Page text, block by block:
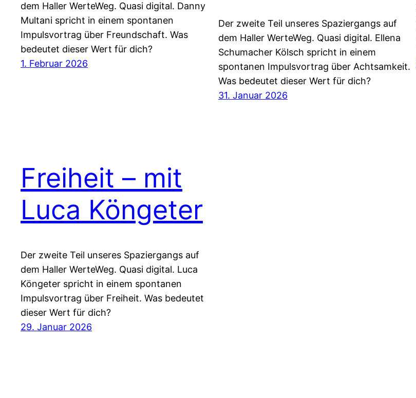
dem Haller WerteWeg. Quasi digital. Danny
Multani spricht in einem spontanen
Impulsvortrag über Freundschaft. Was
bedeutet dieser Wert für dich?
1. Februar 2026
Der zweite Teil unseres Spaziergangs auf
dem Haller WerteWeg. Quasi digital. Ellena
Schumacher Kölsch spricht in einem
spontanen Impulsvortrag über Achtsamkeit.
Was bedeutet dieser Wert für dich?
31. Januar 2026
Freiheit – mit
Luca Köngeter
Der zweite Teil unseres Spaziergangs auf
dem Haller WerteWeg. Quasi digital. Luca
Köngeter spricht in einem spontanen
Impulsvortrag über Freiheit. Was bedeutet
dieser Wert für dich?
29. Januar 2026